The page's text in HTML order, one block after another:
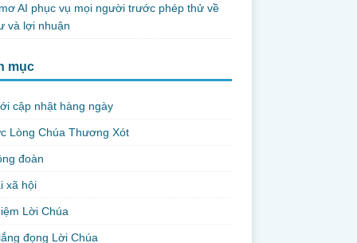
AI phục vụ mọi người trước phép thử về
và lợi nhuận
mục
cập nhật hàng ngày
Lòng Chúa Thương Xót
đoàn
xã hội
Lời Chúa
đọng Lời Chúa